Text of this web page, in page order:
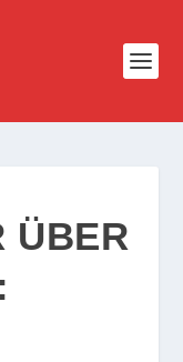
ÜBER